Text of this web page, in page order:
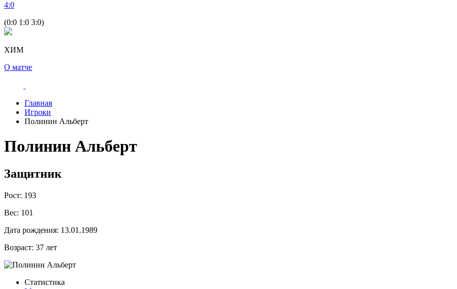
4:0
(0:0 1:0 3:0)
ХИМ
О матче
Главная
Игроки
Полинин Альберт
Полинин Альберт
Защитник
Рост: 193
Вес: 101
Дата рождения: 13.01.1989
Возраст: 37 лет
Статистика